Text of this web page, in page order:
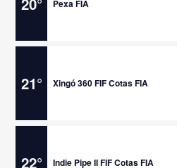
Pexa FIA
21° Xingó 360 FIF Cotas FIA
22° Indie Pipe II FIF Cotas FIA